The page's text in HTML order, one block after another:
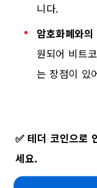
니다.
암호화폐와의
원되어 비트
는 장점이 있
✅테더 코인으로
세요.